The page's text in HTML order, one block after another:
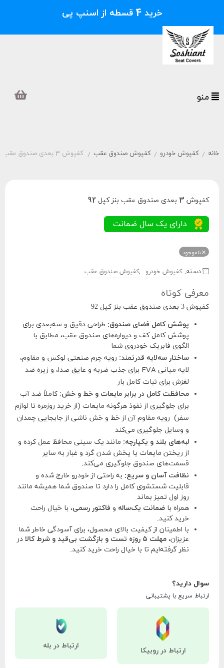
خرید 4 قسطه از اسنپ پی
خانه / کفپوش خودرو / کفپوش صندوق عقب / کفپوش 3 بعدی صندوق عقب بنز کپل 92
کفپوش 3 بعدی صندوق عقب بنز کپل 92
ناموجود
دسته: کفپوش خودرو ,کفپوش صندوق عقب
معرفی کوتاه
کفپوش 3 بعدی صندوق عقب بنز کپل 92
پوشش کامل فضای صندوق: طراحی دقیق و سه‌بعدی برای
پوشش کامل کف و دیواره‌های صندوق عقب، مطابق با
الگوی فابریک خودروی شما.
ساختار سه‌لایه قدرتمند: رویه چرم صنعتی لوکس و مقاوم،
لایه میانی EVA برای جذب ضربه و عایق صدا، و زیره ضد
لغزش برای ثبات کامل بار.
محافظت کامل در برابر مایعات و خط و خش: کاملاً ضد آب
برای جلوگیری از نفوذ هرگونه مایعات (از خرید روزمره تا لوازم
سفر). رویه مقاوم آن از خط و خش ناشی از جابجایی چمدان
و وسایل جلوگیری می‌کند.
لبه‌های بلند و یکپارچه: مانند یک سینی محافظ عمل کرده و
از ریختن مایعات یا پخش شدن گرد و غبار به سایر
قسمت‌های صندوق جلوگیری می‌کند.
نظافت آسان و سریع: به راحتی از خودرو خارج شده و
قابلیت شستشوی کامل را دارد تا صندوق شما همیشه مانند
روز اول تمیز بماند.
همراه با ضمانت یک‌ساله و فاکتور رسمی، با خیال راحت
خرید کنید.
با اطمینان از کیفیت بالای محصول، برای آسودگی خاطر شما
عزیزان، مهلت ۵ روزه تست و بازگشت بی‌قید و شرط کالا
در
نظر گرفته‌ایم تا با خیال راحت خرید کنید.
سوال دارید؟
ارتباط سریع با پشتیبانی
ارتباط در روبیکا
ارتباط در بله